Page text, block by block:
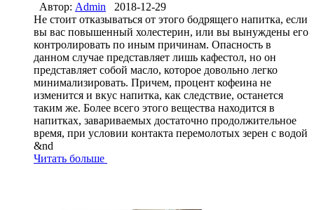
Автор: Admin
2018-12-29
Не стоит отказываться от этого бодрящего напитка, если
вы вас повышенный холестерин, или вы вынуждены его
контролировать по иным причинам. Опасность в
данном случае представляет лишь кафестол, но он
представляет собой масло, которое довольно легко
минимализировать. Причем, процент кофеина не
изменится и вкус напитка, как следствие, останется
таким же. Более всего этого вещества находится в
напитках, завариваемых достаточно продолжительное
время, при условии контакта перемолотых зерен с водой
&nd
Читать больше